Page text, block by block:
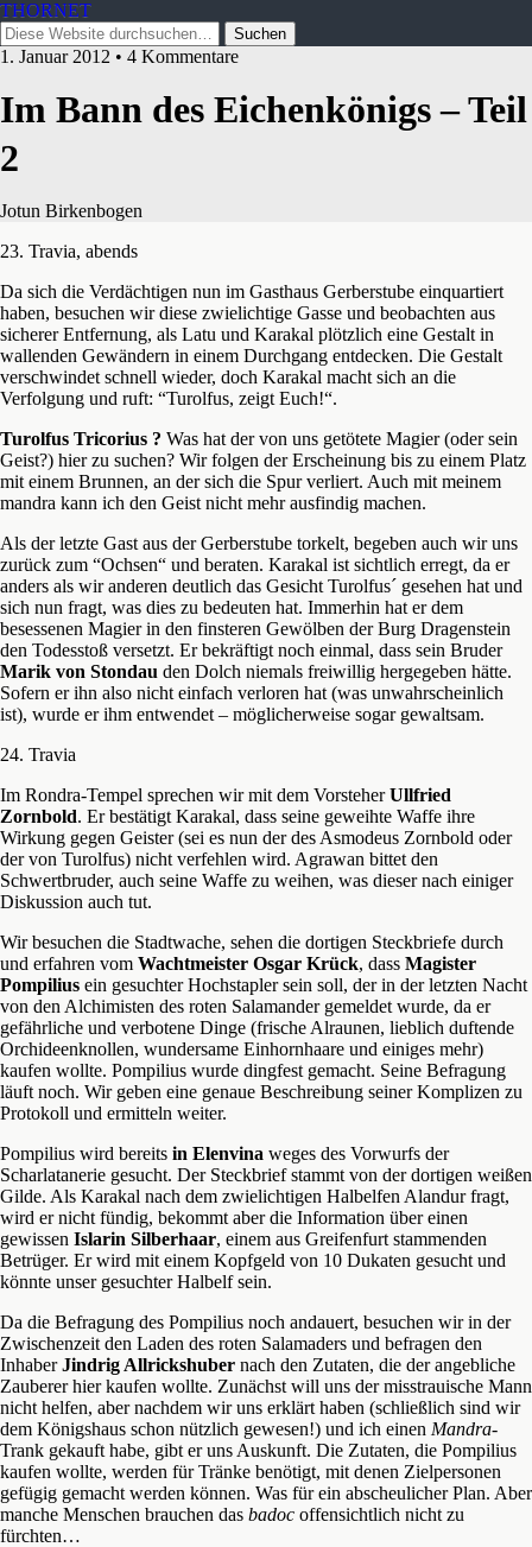
THORNET
1. Januar 2012 • 4 Kommentare
Im Bann des Eichenkönigs – Teil
2
Jotun Birkenbogen
23. Travia, abends
Da sich die Verdächtigen nun im Gasthaus Gerberstube einquartiert
haben, besuchen wir diese zwielichtige Gasse und beobachten aus
sicherer Entfernung, als Latu und Karakal plötzlich eine Gestalt in
wallenden Gewändern in einem Durchgang entdecken. Die Gestalt
verschwindet schnell wieder, doch Karakal macht sich an die
Verfolgung und ruft: “Turolfus, zeigt Euch!“.
Turolfus Tricorius ? Was hat der von uns getötete Magier (oder sein
Geist?) hier zu suchen? Wir folgen der Erscheinung bis zu einem Platz
mit einem Brunnen, an der sich die Spur verliert. Auch mit meinem
mandra kann ich den Geist nicht mehr ausfindig machen.
Als der letzte Gast aus der Gerberstube torkelt, begeben auch wir uns
zurück zum “Ochsen“ und beraten. Karakal ist sichtlich erregt, da er
anders als wir anderen deutlich das Gesicht Turolfus´ gesehen hat und
sich nun fragt, was dies zu bedeuten hat. Immerhin hat er dem
besessenen Magier in den finsteren Gewölben der Burg Dragenstein
den Todesstoß versetzt. Er bekräftigt noch einmal, dass sein Bruder
Marik von Stondau den Dolch niemals freiwillig hergegeben hätte.
Sofern er ihn also nicht einfach verloren hat (was unwahrscheinlich
ist), wurde er ihm entwendet – möglicherweise sogar gewaltsam.
24. Travia
Im Rondra-Tempel sprechen wir mit dem VorsteherUllfried
Zornbold. Er bestätigt Karakal, dass seine geweihte Waffe ihre
Wirkung gegen Geister (sei es nun der des Asmodeus Zornbold oder
der von Turolfus) nicht verfehlen wird. Agrawan bittet den
Schwertbruder, auch seine Waffe zu weihen, was dieser nach einiger
Diskussion auch tut.
Wir besuchen die Stadtwache, sehen die dortigen Steckbriefe durch
und erfahren vom Wachtmeister Osgar Krück, dass Magister
Pompilius ein gesuchter Hochstapler sein soll, der in der letzten Nacht
von den Alchimisten des roten Salamander gemeldet wurde, da er
gefährliche und verbotene Dinge (frische Alraunen, lieblich duftende
Orchideenknollen, wundersame Einhornhaare und einiges mehr)
kaufen wollte. Pompilius wurde dingfest gemacht. Seine Befragung
läuft noch. Wir geben eine genaue Beschreibung seiner Komplizen zu
Protokoll und ermitteln weiter.
Pompilius wird bereits in Elenvina weges des Vorwurfs der
Scharlatanerie gesucht. Der Steckbrief stammt von der dortigen weißen
Gilde. Als Karakal nach dem zwielichtigen Halbelfen Alandur fragt,
wird er nicht fündig, bekommt aber die Information über einen
gewissen Islarin Silberhaar, einem aus Greifenfurt stammenden
Betrüger. Er wird mit einem Kopfgeld von 10 Dukaten gesucht und
könnte unser gesuchter Halbelf sein.
Da die Befragung des Pompilius noch andauert, besuchen wir in der
Zwischenzeit den Laden des roten Salamaders und befragen den
InhaberJindrig Allrickshuber nach den Zutaten, die der angebliche
Zauberer hier kaufen wollte. Zunächst will uns der misstrauische Mann
nicht helfen, aber nachdem wir uns erklärt haben (schließlich sind wir
dem Königshaus schon nützlich gewesen!) und ich einen Mandra-
Trank gekauft habe, gibt er uns Auskunft. Die Zutaten, die Pompilius
kaufen wollte, werden für Tränke benötigt, mit denen Zielpersonen
gefügig gemacht werden können. Was für ein abscheulicher Plan. Aber
manche Menschen brauchen das badoc offensichtlich nicht zu
fürchten…